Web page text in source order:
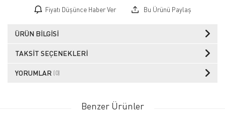
Fiyatı Düşünce Haber Ver Bu Ürünü Paylaş
ÜRÜN BILGISI
TAKSIT SEÇENEKLERI
YORUMLAR (0)
Benzer Ürünler